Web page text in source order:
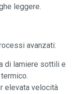
leggere.
avanzati:
di lamiere sottili e
elevata velocità